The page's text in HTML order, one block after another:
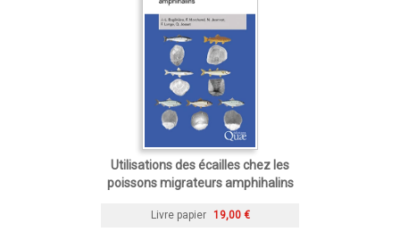
Utilisations des écailles chez les
poissons migrateurs amphihalins
Livre papier 19,00 €